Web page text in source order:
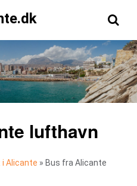
lufthavn
Alicante » Bus fra Alicante